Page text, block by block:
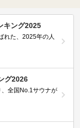
キング2025
れた、2025年の人
グ2026
全国No.1サウナが